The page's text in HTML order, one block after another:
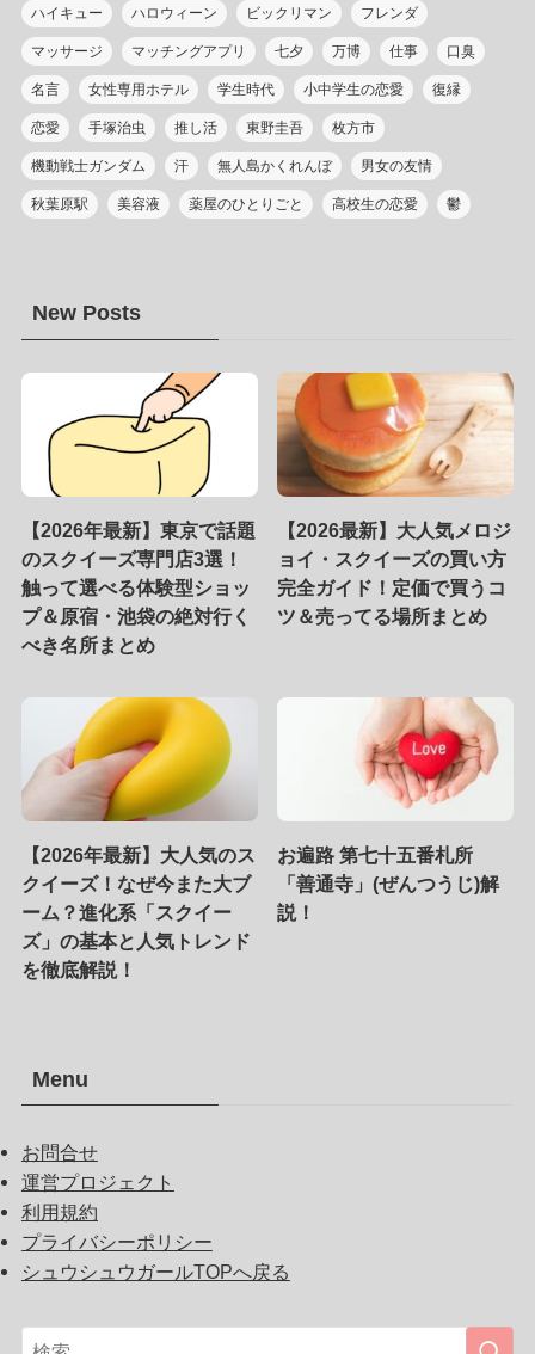
ハイキュー ハロウィーン ビックリマン フレンダ
マッサージ マッチングアプリ 七夕 万博 仕事 口臭
名言 女性専用ホテル 学生時代 小中学生の恋愛 復縁
恋愛 手塚治虫 推し活 東野圭吾 枚方市
機動戦士ガンダム 汗 無人島かくれんぼ 男女の友情
秋葉原駅 美容液 薬屋のひとりごと 高校生の恋愛 鬱
New Posts
【2026年最新】東京で話題
のスクイーズ専門店3選！
触って選べる体験型ショッ
プ＆原宿・池袋の絶対行く
べき名所まとめ
【2026最新】大人気メロジ
ョイ・スクイーズの買い方
完全ガイド！定価で買うコ
ツ＆売ってる場所まとめ
【2026年最新】大人気のス
クイーズ！なぜ今また大ブ
ーム？進化系「スクイー
ズ」の基本と人気トレンド
を徹底解説！
お遍路 第七十五番札所
「善通寺」(ぜんつうじ)解
説！
Menu
お問合せ
運営プロジェクト
利用規約
プライバシーポリシー
シュウシュウガールTOPへ戻る